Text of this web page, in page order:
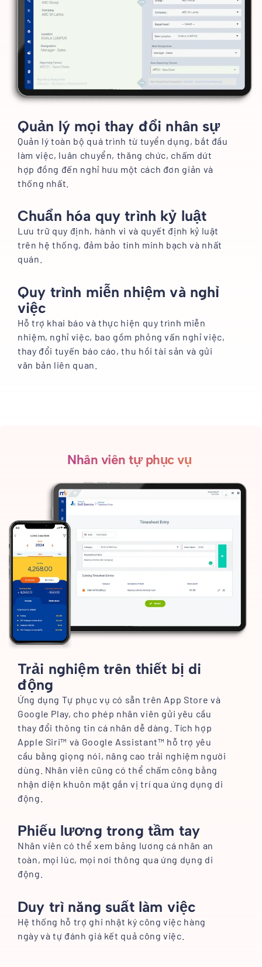
Quản lý mọi thay đổi nhân sự
Quản lý toàn bộ quá trình từ tuyển dụng, bắt đầu
làm việc, luân chuyển, thăng chức, chấm dứt
hợp đồng đến nghỉ hưu một cách đơn giản và
thống nhất.
Chuẩn hóa quy trình kỷ luật
Lưu trữ quy định, hành vi và quyết định kỷ luật
trên hệ thống, đảm bảo tính minh bạch và nhất
quán.
Quy trình miễn nhiệm và nghỉ
việc
Hỗ trợ khai báo và thực hiện quy trình miễn
nhiệm, nghỉ việc, bao gồm phỏng vấn nghỉ việc,
thay đổi tuyến báo cáo, thu hồi tài sản và gửi
văn bản liên quan.
Nhân viên tự phục vụ
Trải nghiệm trên thiết bị di
động
Ứng dụng Tự phục vụ có sẵn trên App Store và
Google Play, cho phép nhân viên gửi yêu cầu
thay đổi thông tin cá nhân dễ dàng. Tích hợp
Apple Siri™ và Google Assistant™ hỗ trợ yêu
cầu bằng giọng nói, nâng cao trải nghiệm người
dùng. Nhân viên cũng có thể chấm công bằng
nhận diện khuôn mặt gắn vị trí qua ứng dụng di
động.
Phiếu lương trong tầm tay
Nhân viên có thể xem bảng lương cá nhân an
toàn, mọi lúc, mọi nơi thông qua ứng dụng di
động.
Duy trì năng suất làm việc
Hệ thống hỗ trợ ghi nhật ký công việc hàng
ngày và tự đánh giá kết quả công việc.